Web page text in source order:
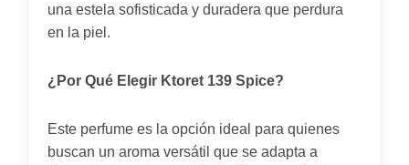
una estela sofisticada y duradera que perdura
en la piel.
¿Por Qué Elegir Ktoret 139 Spice?
Este perfume es la opción ideal para quienes
buscan un aroma versátil que se adapta a